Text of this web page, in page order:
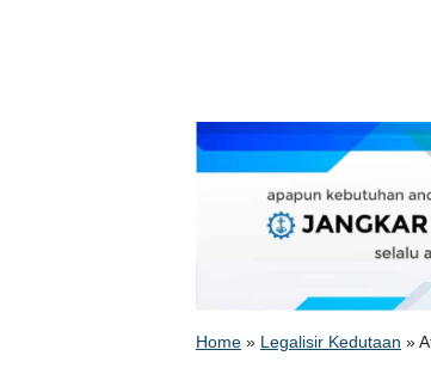
Home » Legalisir Kedutaan »